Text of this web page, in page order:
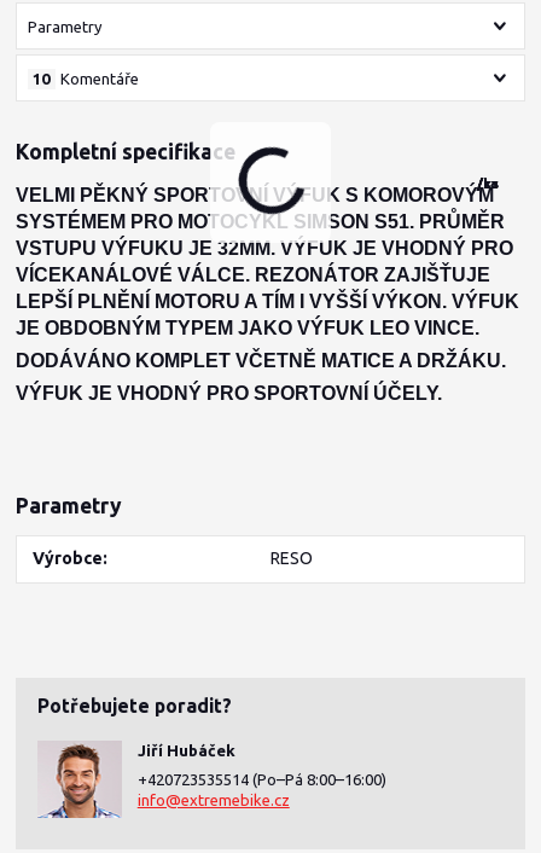
/ks
/ks
/sada
/sada
/ks
Parametry
Komentáře
10
Kompletní specifikace
VELMI PĚKNÝ SPORTOVNÍ VÝFUK S KOMOROVÝM
SYSTÉMEM PRO MOTOCYKL SIMSON S51. PRŮMĚR
VSTUPU VÝFUKU JE 32MM. VÝFUK JE VHODNÝ PRO
VÍCEKANÁLOVÉ VÁLCE. REZONÁTOR ZAJIŠŤUJE
LEPŠÍ PLNĚNÍ MOTORU A TÍM I VYŠŠÍ VÝKON. VÝFUK
JE OBDOBNÝM TYPEM JAKO VÝFUK LEO VINCE.
DODÁVÁNO KOMPLET VČETNĚ MATICE A DRŽÁKU.
VÝFUK JE VHODNÝ PRO SPORTOVNÍ ÚČELY.
Parametry
Výrobce RESO
Potřebujete poradit?
Jiří Hubáček
+420723535514 (Po–Pá 8:00–16:00)
info@extremebike.cz